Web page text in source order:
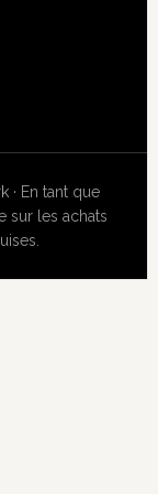
· En tant que
sur les achats